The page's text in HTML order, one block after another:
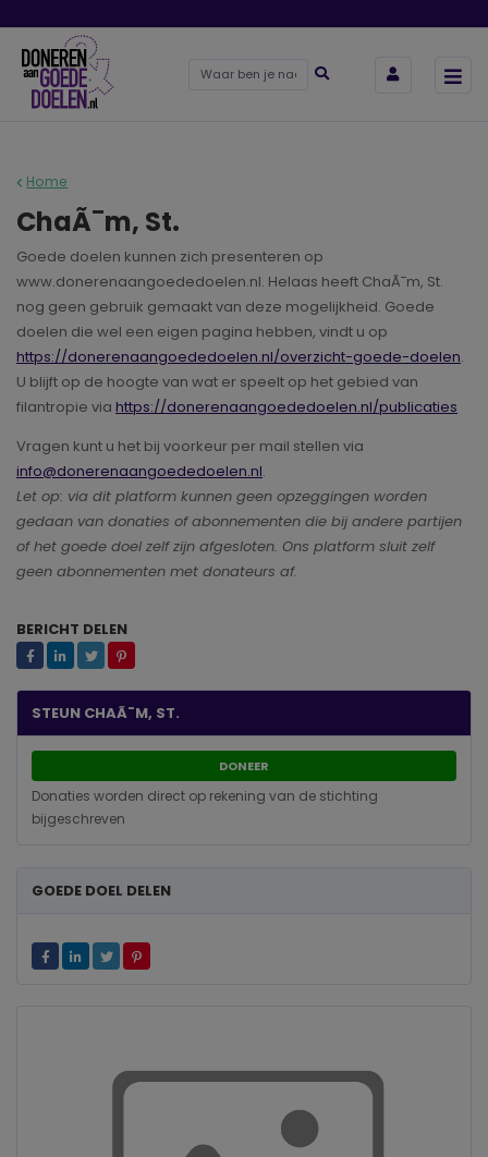
Home
ChaÃ¯m, St.
Goede doelen kunnen zich presenteren op
www.donerenaangoededoelen.nl. Helaas heeft ChaÃ¯m, St.
nog geen gebruik gemaakt van deze mogelijkheid. Goede
doelen die wel een eigen pagina hebben, vindt u op
https://donerenaangoededoelen.nl/overzicht-goede-doelen.
U blijft op de hoogte van wat er speelt op het gebied van
filantropie via https://donerenaangoededoelen.nl/publicaties
Vragen kunt u het bij voorkeur per mail stellen via
info@donerenaangoededoelen.nl.
Let op: via dit platform kunnen geen opzeggingen worden
gedaan van donaties of abonnementen die bij andere partijen
of het goede doel zelf zijn afgesloten. Ons platform sluit zelf
geen abonnementen met donateurs af.
BERICHT DELEN
STEUN CHAÃ¯M, ST.
DONEER
Donaties worden direct op rekening van de stichting
bijgeschreven
GOEDE DOEL DELEN